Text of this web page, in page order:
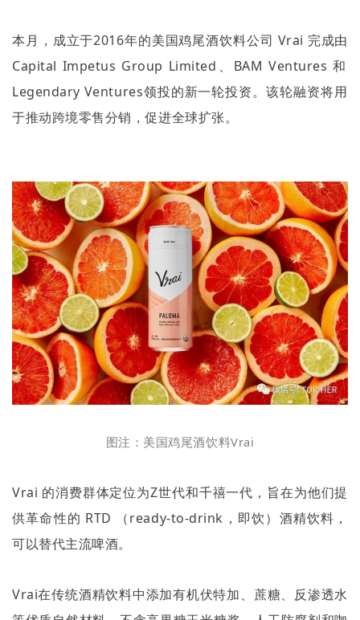
本月，成立于2016年的美国鸡尾酒饮料公司 Vrai 完成由
Capital Impetus Group Limited 、 BAM Ventures和
Legendary Ventures领投的新一轮投资。该轮融资将用
于推动跨境零售分销，促进全球扩张。
图注：美国鸡尾酒饮料Vrai
Vrai 的消费群体定位为Z世代和千禧一代，旨在为他们提
供革命性的 RTD （ready-to-drink ，即饮）酒精饮料，
可以替代主流啤酒。
Vrai在传统酒精饮料中添加有机伏特加、蔗糖、反渗透水